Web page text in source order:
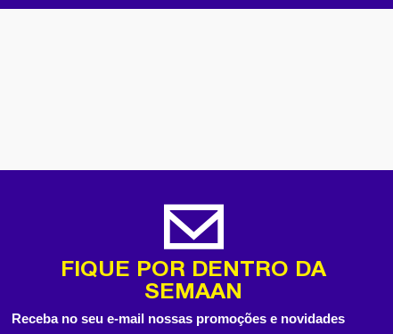
FIQUE POR DENTRO DA
SEMAAN
Receba no seu e-mail nossas promoções e novidades